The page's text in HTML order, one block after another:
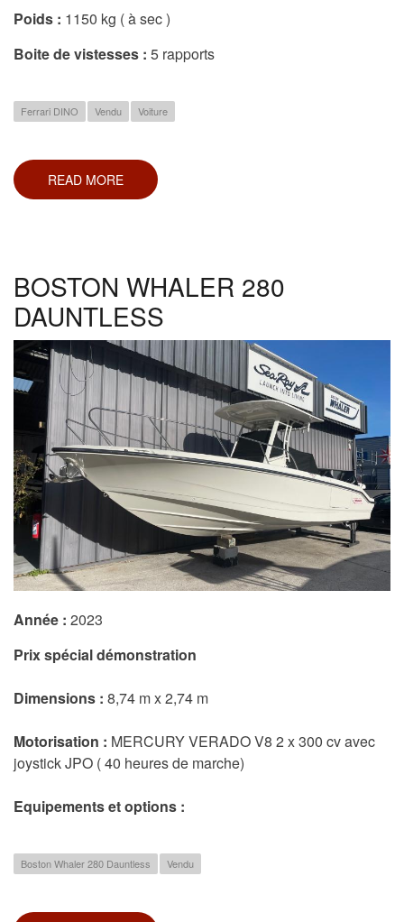
Poids : 1150 kg ( à sec )
Boite de vistesses : 5 rapports
Ferrari DINO Vendu Voiture
READ MORE ABOUT
FERRARI
DINO
BOSTON WHALER 280
DAUNTLESS
Année : 2023
Prix spécial démonstration
Dimensions : 8,74 m x 2,74 m
Motorisation : MERCURY VERADO V8 2 x 300 cv avec
joystick JPO ( 40 heures de marche)
Equipements et options :
Boston Whaler 280 Dauntless Vendu